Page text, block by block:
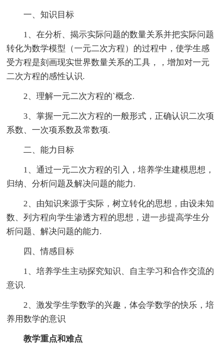
一、知识目标
1、在分析、揭示实际问题的数量关系并把实际问题
转化为数学模型（一元二次方程）的过程中，使学生感
受方程是刻画现实世界数量关系的工具，，增加对一元
二次方程的感性认识.
2、理解一元二次方程的`概念.
3、掌握一元二次方程的一般形式，正确认识二次项
系数、一次项系数及常数项.
二、能力目标
1、通过一元二次方程的引入，培养学生建模思想，
归纳、分析问题及解决问题的能力.
2、由知识来源于实际，树立转化的思想，由设未知
数、列方程向学生渗透方程的思想，进一步提高学生分
析问题、解决问题的能力.
四、情感目标
1、培养学生主动探究知识、自主学习和合作交流的
意识.
2、激发学生学数学的兴趣，体会学数学的快乐，培
养用数学的意识
教学重点和难点